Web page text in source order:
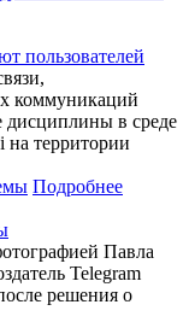
пользователей
коммуникаций
дисциплины в среде
на территории
Подробнее
Павла
Telegram
решения о